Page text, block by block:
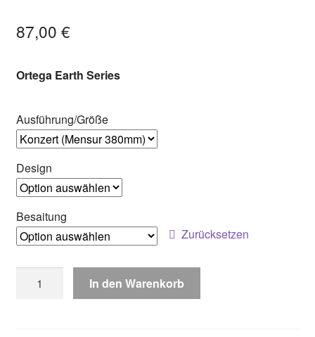
87,00 €
Ortega Earth Series
Ausführung/Größe
Design
Besaitung
Zurücksetzen
Earth
In den Warenkorb